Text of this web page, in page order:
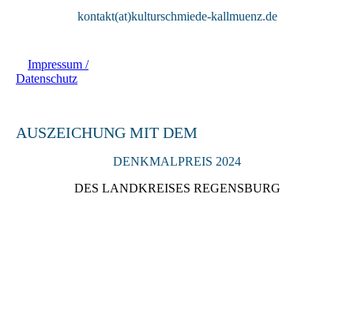
kontakt(at)kulturschmiede-kallmuenz.de
Impressum /
Datenschutz
AUSZEICHUNG MIT DEM
DENKMALPREIS 2024
DES LANDKREISES REGENSBURG